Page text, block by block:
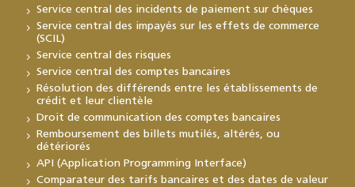
Service central des incidents de paiement sur chèques
Service central des impayés sur les effets de commerce
(SCIL)
Service central des risques
Service central des comptes bancaires
Résolution des différends entre les établissements de
crédit et leur clientèle
Droit de communication des comptes bancaires
Remboursement des billets mutilés, altérés, ou
détériorés
API (Application Programming Interface)
Comparateur des tarifs bancaires et des dates de valeur